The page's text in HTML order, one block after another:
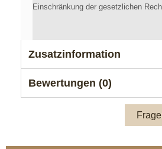
Einschränkung der gesetzlichen
Zusatzinformation
Bewertungen (0)